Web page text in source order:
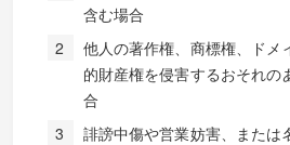
含む場合
他人の著作権、商標権、ドメ
的財産権を侵害するおそれの
合
誹謗中傷や営業妨害、または